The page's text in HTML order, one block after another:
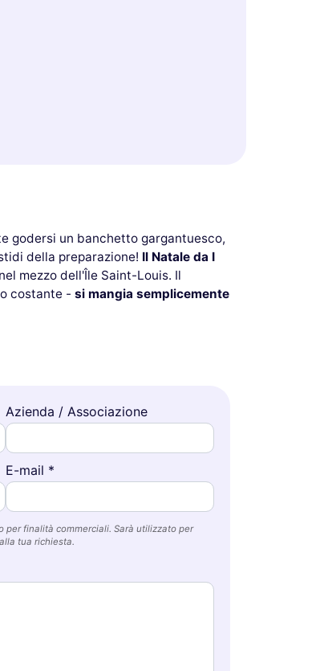
godersi un banchetto gargantuesco,
della preparazione! Il Natale da I
mezzo dell'Île Saint-Louis. Il
costante - si mangia semplicemente
Azienda / Associazione
E-mail *
finalità commerciali. Sarà utilizzato per
tua richiesta.